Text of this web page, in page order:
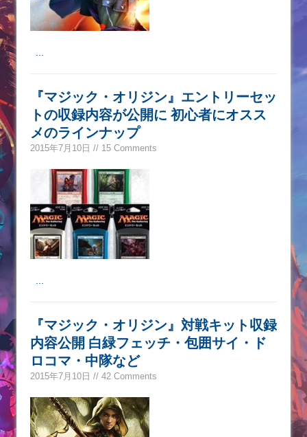
『マジック・オリジン』エントリーセッ
トの収録内容が公開に 初心者にオスス
メのラインナップ
2015年7月10日 // 15 Comments
『マジック・オリジン』対戦キット収録
内容公開 白緑フェッチ・包囲サイ・ド
ロコマ・中隊など
2015年7月10日 // 42 Comments